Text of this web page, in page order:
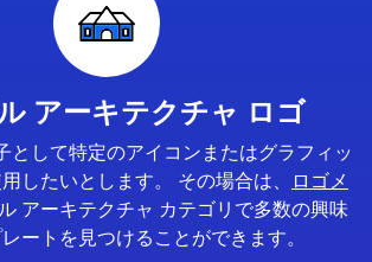
アーキテクチャ ロゴ
として特定のアイコンまたはグラフィッ
したいとします。 その場合は、
ロゴメ
アーキテクチャ カテゴリで多数の興味
ートを見つけることができます。